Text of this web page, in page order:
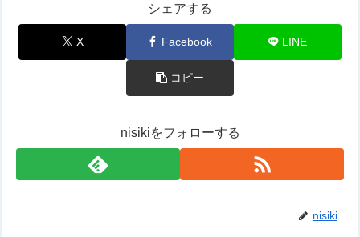
シェアする
X Facebook LINE
コピー
nisikiをフォローする
nisiki